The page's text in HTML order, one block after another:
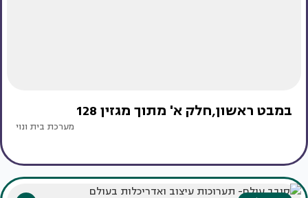
במבט ראשון,חלק א' מתוך מגזין 128
מערכת בית ונוי